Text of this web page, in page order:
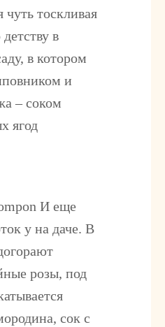
чуть тоскливая
в
в котором
и
– соком
ягод
И еще
у на даче. В
розы, под
сок с